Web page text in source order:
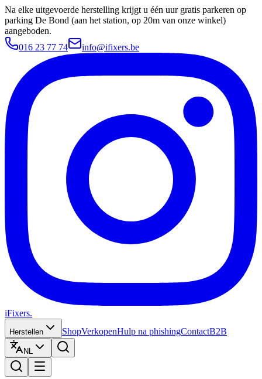
Na elke uitgevoerde herstelling krijgt u één uur gratis parkeren op
parking De Bond (aan het station, op 20m van onze winkel)
aangeboden.
016 23 77 74
info@ifixers.be
iFixers.
Herstellen ShopVerkopenHulp na phishingContactB2B
NL